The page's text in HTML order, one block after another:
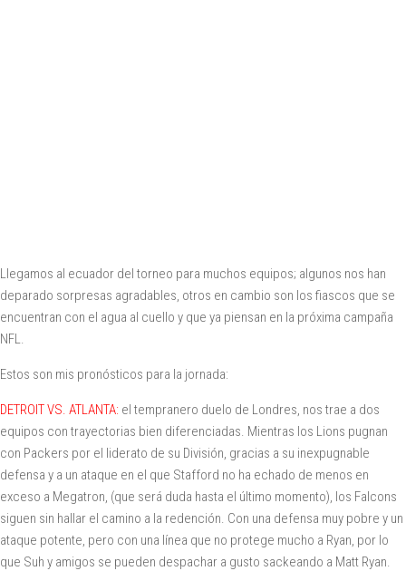
Llegamos al ecuador del torneo para muchos equipos; algunos nos han
deparado sorpresas agradables, otros en cambio son los fiascos que se
encuentran con el agua al cuello y que ya piensan en la próxima campaña
NFL.
Estos son mis pronósticos para la jornada:
DETROIT VS. ATLANTA: el tempranero duelo de Londres, nos trae a dos
equipos con trayectorias bien diferenciadas. Mientras los Lions pugnan
con Packers por el liderato de su División, gracias a su inexpugnable
defensa y a un ataque en el que Stafford no ha echado de menos en
exceso a Megatron, (que será duda hasta el último momento), los Falcons
siguen sin hallar el camino a la redención. Con una defensa muy pobre y un
ataque potente, pero con una línea que no protege mucho a Ryan, por lo
que Suh y amigos se pueden despachar a gusto sackeando a Matt Ryan.